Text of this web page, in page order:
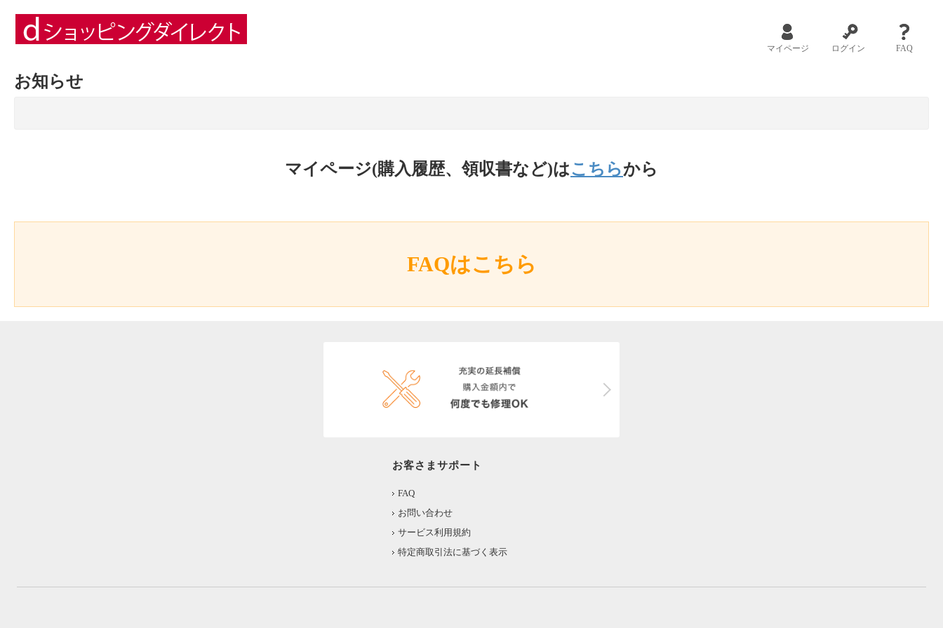
マイページ ログイン FAQ
お知らせ
マイページ(購入履歴、領収書など)はこちらから
FAQはこちら
お客さまサポート
FAQ
お問い合わせ
サービス利用規約
特定商取引法に基づく表示